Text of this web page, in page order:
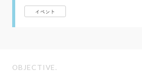
イベント
OBJECTIVE.